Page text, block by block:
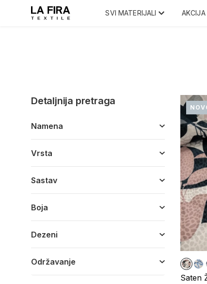
SVI MATERIJALI AKCIJA
Detaljnija pretraga
Namena
Vrsta
Sastav
Boja
Dezeni
Održavanje
Saten